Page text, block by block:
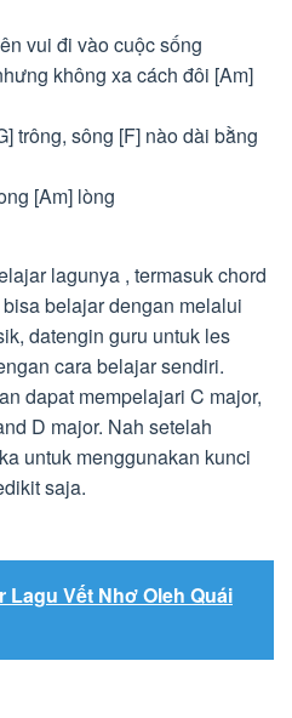
vui đi vào cuộc sống
không xa cách đôi [Am]
trông, sông [F] nào dài bằng
[Am] lòng
lagunya , termasuk chord
belajar dengan melalui
datengin guru untuk les
cara belajar sendiri.
dapat mempelajari C major,
D major. Nah setelah
untuk menggunakan kunci
saja.
Lagu Vết Nhơ Oleh Quái